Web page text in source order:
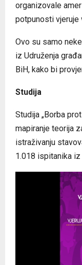
organizovale
potpunosti
Ovo su samo
iz Udruženja
BiH, kako bi
Studija
Studija „Borba
mapiranje teorija
istraživanju
1.018 ispitanika